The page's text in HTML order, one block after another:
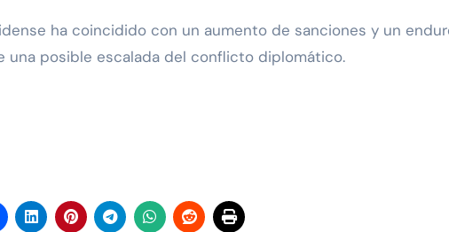
ha coincidido con un aumento de sanciones y un
una posible escalada del conflicto diplomático.